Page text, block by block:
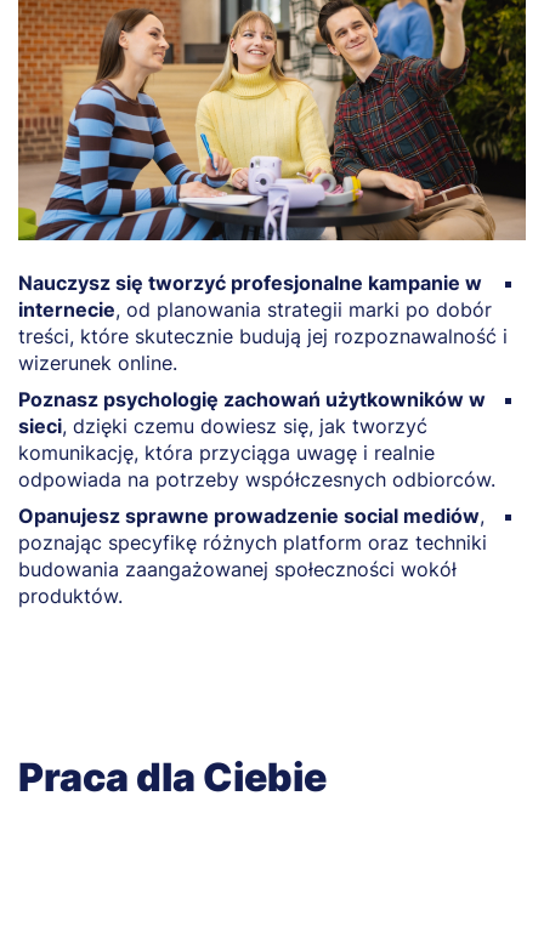
Nauczysz się tworzyć profesjonalne kampanie w
internecie, od planowania strategii marki po dobór
treści, które skutecznie budują jej rozpoznawalność i
wizerunek online.
Poznasz psychologię zachowań użytkowników w
sieci, dzięki czemu dowiesz się, jak tworzyć
komunikację, która przyciąga uwagę i realnie
odpowiada na potrzeby współczesnych odbiorców.
Opanujesz sprawne prowadzenie social mediów,
poznając specyfikę różnych platform oraz techniki
budowania zaangażowanej społeczności wokół
produktów.
Praca dla Ciebie